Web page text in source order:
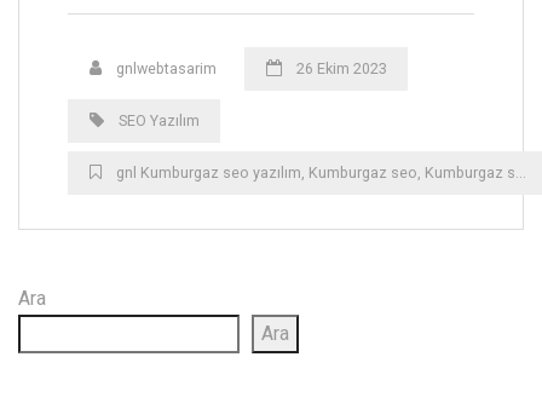
gnlwebtasarim 26 Ekim 2023
SEO Yazılım
gnl Kumburgaz seo yazılım, Kumburgaz seo, Kumburgaz seo yazılımı
Ara
Ara